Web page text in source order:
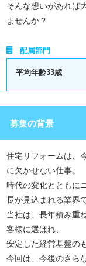
そんな想いがあれば
ませんか？
配属部門
平均年齢33歳
募集の背景
住宅リフォームは、
に欠かせない仕事。
時代の変化とともに
長が見込まれる業界
当社は、長年積み重
客様に選ばれ、
安定した経営基盤の
今回は、今後のさら